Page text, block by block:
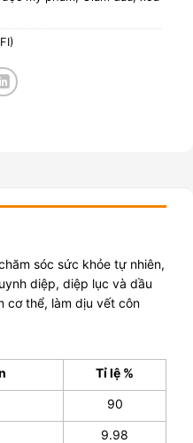
sóc sức khỏe tự nhiên,
diệp, diệp lục và dầu
cơ thể, làm dịu vết côn
Tỉ lệ %
90
9.98